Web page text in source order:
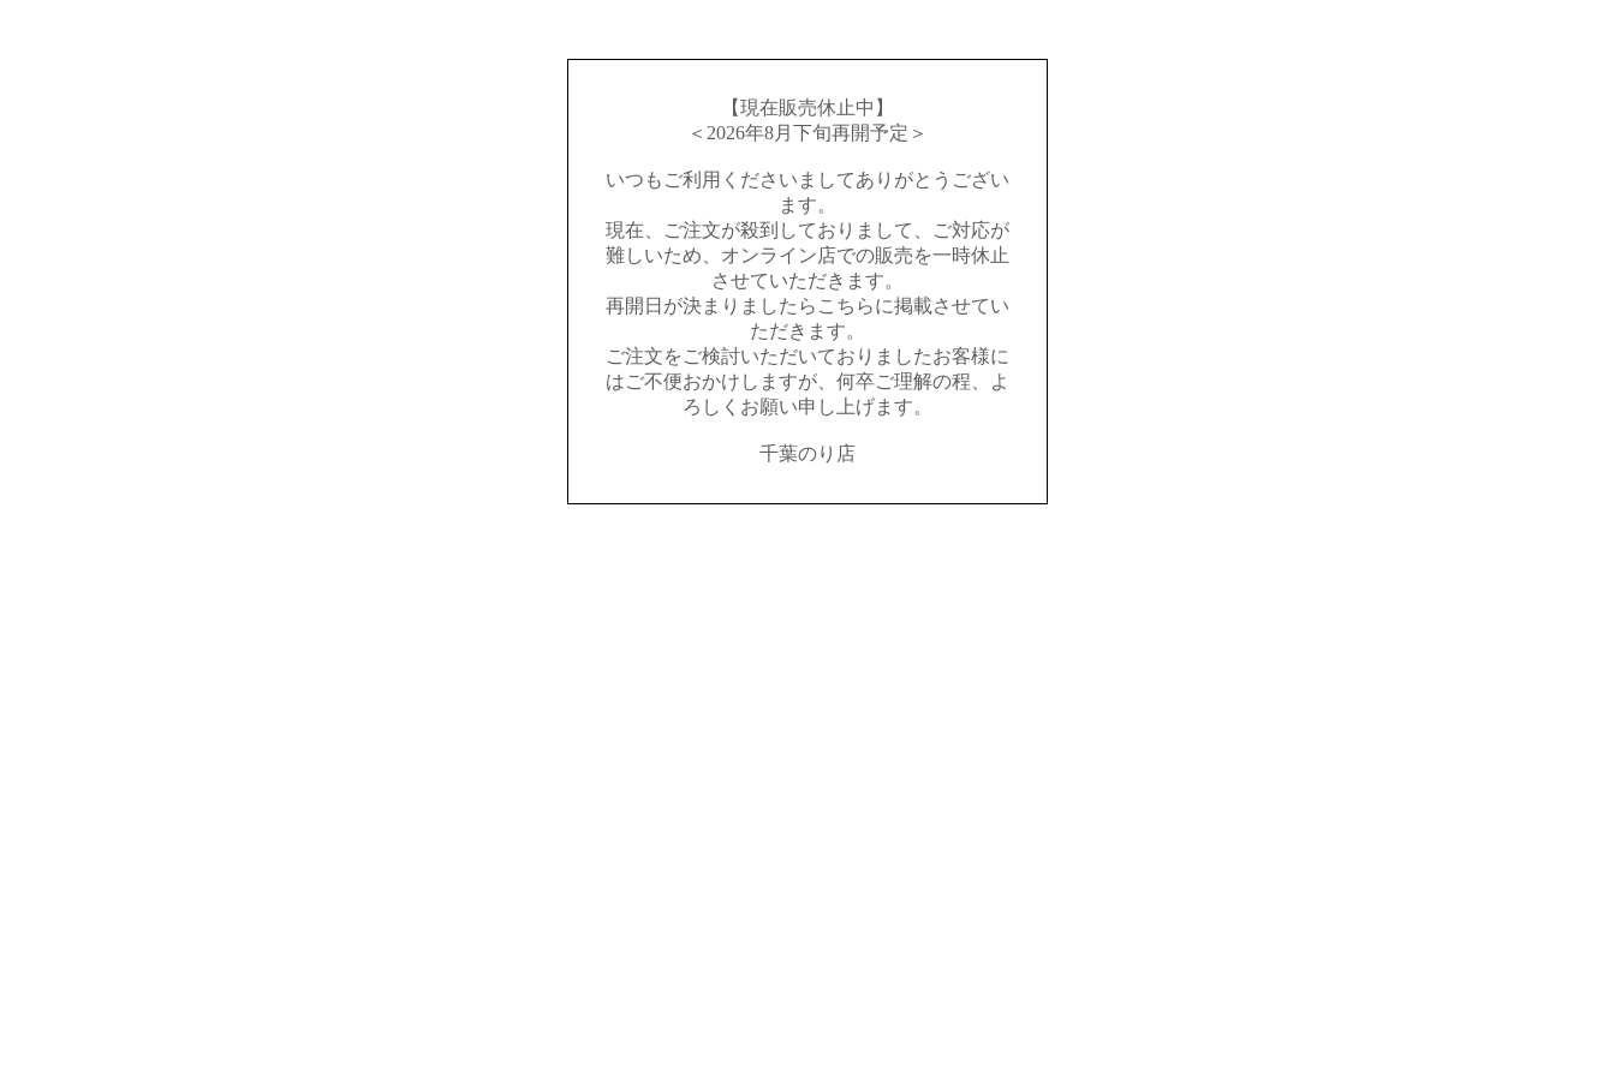
【現在販売休止中】
＜2026年8月下旬再開予定＞
いつもご利用くださいましてありがとうござい
ます。
現在、ご注文が殺到しておりまして、ご対応が
難しいため、オンライン店での販売を一時休止
させていただきます。
再開日が決まりましたらこちらに掲載させてい
ただきます。
ご注文をご検討いただいておりましたお客様に
はご不便おかけしますが、何卒ご理解の程、よ
ろしくお願い申し上げます。
千葉のり店